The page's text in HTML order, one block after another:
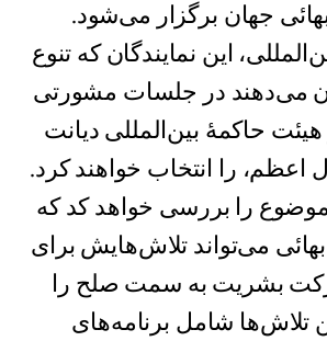
جهان برگزار می‌شود.
این نمایندگان که تنوع
می‌دهند در جلسات مشورتی
حاکمهٔ بین‌المللی دیانت
اعظم، را انتخاب خواهند کرد.
را بررسی خواهد کد که
می‌تواند تلاش‌هایش برای
بشریت به سمت صلح را
شامل برنامه‌های